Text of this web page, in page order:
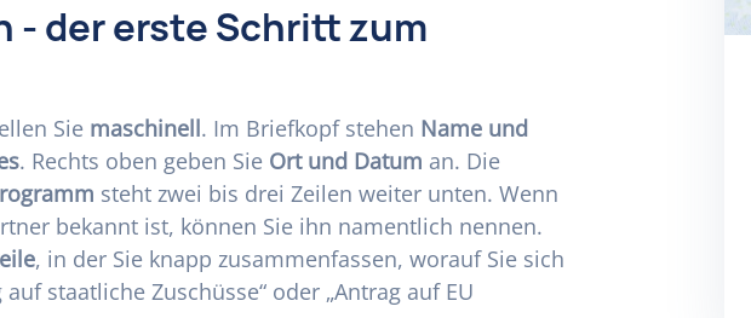
- der erste Schritt zum
Sie maschinell. Im Briefkopf stehen Name und
. Rechts oben geben Sie Ort und Datum an. Die
steht zwei bis drei Zeilen weiter unten. Wenn
bekannt ist, können Sie ihn namentlich nennen.
, in der Sie knapp zusammenfassen, worauf Sie sich
auf staatliche Zuschüsse“ oder „Antrag auf EU